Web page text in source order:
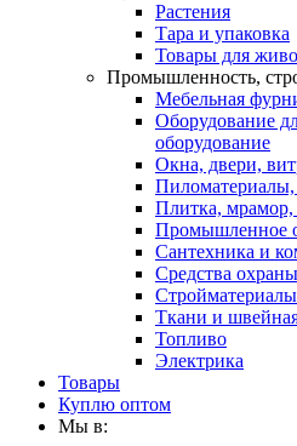
Растения
Тара и упаковка
Товары для
Промышленность,
Мебельная
Оборудование
оборудование
Окна, двери,
Пиломатериалы,
Плитка, мрамор,
Промышленное
Сантехника и
Средства
Ткани и
Топливо
Электрика
Товары
Куплю оптом
Мы в: